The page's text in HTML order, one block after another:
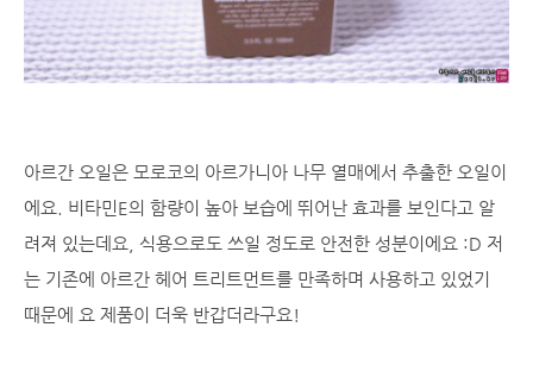
아르간 오일은 모로코의 아르가니아 나무 열매에서 추출한 오일이
에요. 비타민E의 함량이 높아 보습에 뛰어난 효과를 보인다고 알
려져 있는데요, 식용으로도 쓰일 정도로 안전한 성분이에요 :D 저
는 기존에 아르간 헤어 트리트먼트를 만족하며 사용하고 있었기
때문에 요 제품이 더욱 반갑더라구요!